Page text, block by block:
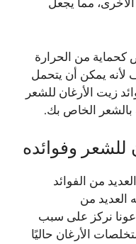
مما يجعل
كحماية من الحرارة
لأنه يمكن أن يتحمل
زيت الأرغان للشعر
بالشعر الخاص بك.
للشعر وفوائده
من الفوائد
العديد من
دعونا نركز على سبب
الأرغان حاليًا